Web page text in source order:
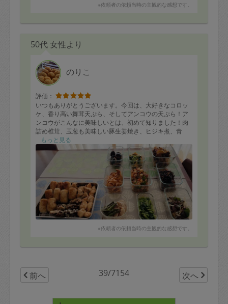
※依頼者の依頼当時の主観的な感想です。
50代 女性より
のりこ
評価：
いつもありがとうございます。今回は、大好きなコロッ
ケ、香り高い舞茸天ぷら、そしてアンコウの天ぷら！ア
ンコウがこんなに美味しいとは、初めて知りました！肉
詰め椎茸、玉葱も美味しい豚生姜焼き、ヒジキ煮、青
菜、肉じゃが、鶏野菜ピリ辛エスニック炒め、小松菜卵
炒め、ピーマン牛炒め、アスパラ大根ソテー、写真外に
は、根菜あら汁などたくさん作っていただきました。ま
だまだ美味しいものがたくさんあるなんて、凄いです。
美味しくいただいています。
もっと見る
※依頼者の依頼当時の主観的な感想です。
前へ 39/7154 次へ